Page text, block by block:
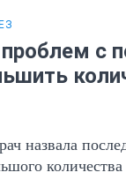
с
назвала
количества